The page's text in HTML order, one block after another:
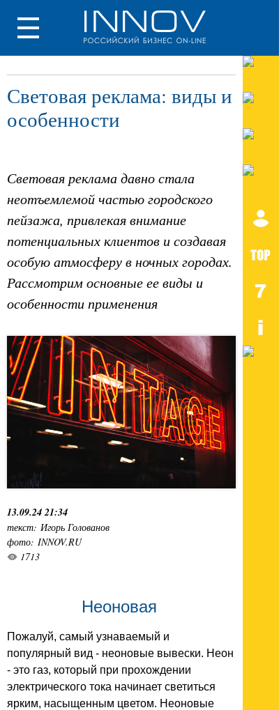
Световая реклама: виды и
особенности
Световая реклама давно стала
неотъемлемой частью городского
пейзажа, привлекая внимание
потенциальных клиентов и создавая
особую атмосферу в ночных городах.
Рассмотрим основные ее виды и
особенности применения
13.09.24 21:34
текст: Игорь Голованов
фото: INNOV.RU
1713
Неоновая
Пожалуй, самый узнаваемый и
популярный вид - неоновые вывески. Неон
- это газ, который при прохождении
электрического тока начинает светиться
ярким, насыщенным цветом. Неоновые